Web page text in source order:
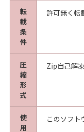
転
載
条
件
許可無く転
圧
縮
形
式
Zip自己解凍
使
用
このソフト